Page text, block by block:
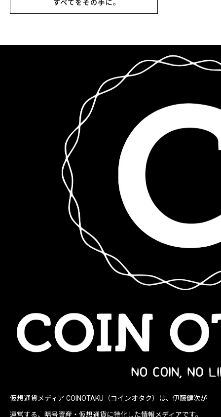
仮想通貨メディア COINOTAKU（コインオタク）は、伊藤健次が
運営する、暗号資産・仮想通貨に特化した情報メディアです。